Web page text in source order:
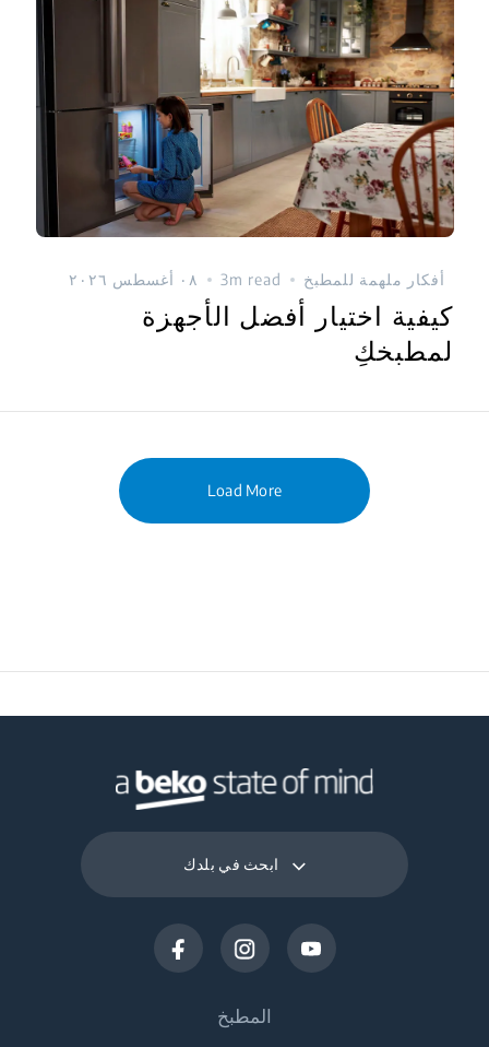
أفكار ملهمة للمطبخ 3m read ٠٨ أغسطس ٢٠٢٦
كيفية اختيار أفضل الأجهزة
لمطبخكِ
Load More
ابحث في بلدك
المطبخ